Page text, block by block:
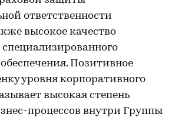
ответственности
высокое качество
специализированного
Позитивное
уровня корпоративного
высокая степень
процессов внутри Группы